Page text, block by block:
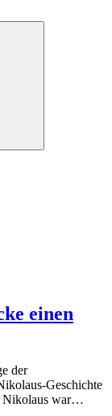
einen
der
Geschichte
Nikolaus war…